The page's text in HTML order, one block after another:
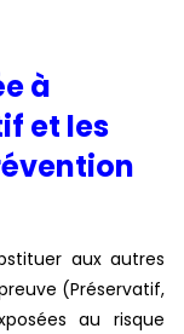
à
et les
aux autres
(Préservatif,
au risque